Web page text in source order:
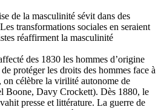
de la masculinité sévit dans des
transformations sociales en seraient
réaffirment la masculinité
des 1830 les hommes d’origine
protéger les droits des hommes face à
on célèbre la virilité autonome de
Boone, Davy Crockett). Dès 1880, le
presse et littérature. La guerre de